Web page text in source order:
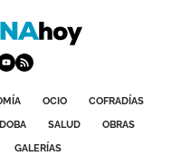
OCIO
COFRADÍAS
SALUD
OBRAS
GALERÍAS